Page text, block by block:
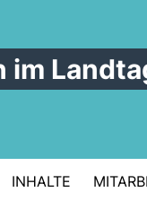
im
INHALTE